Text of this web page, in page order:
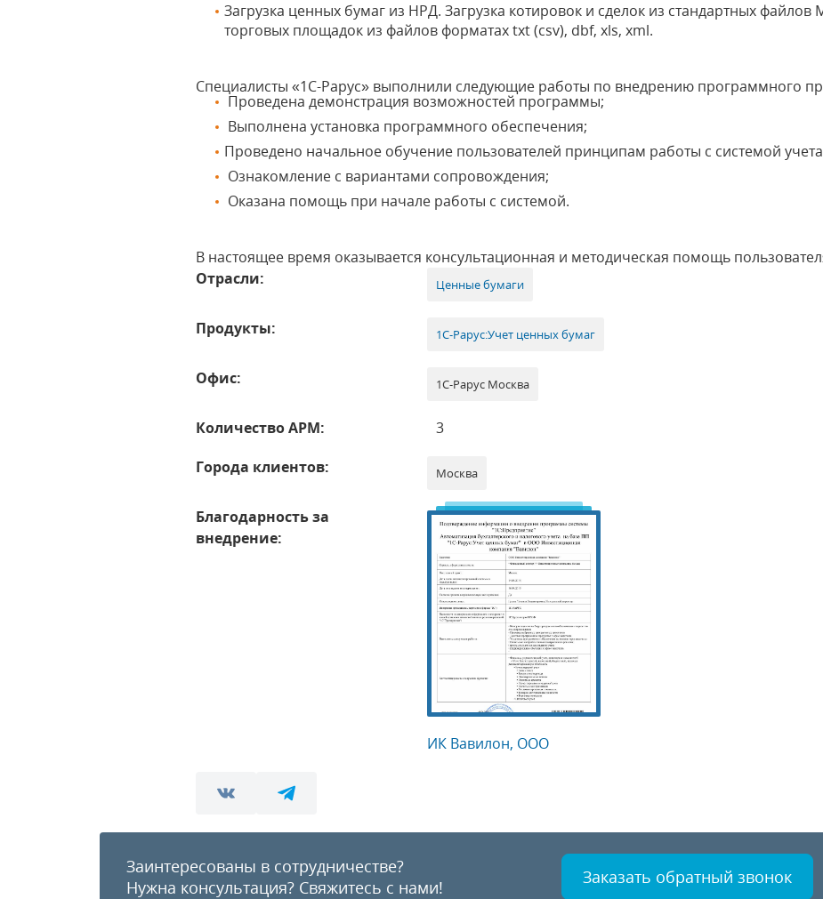
Загрузка ценных бумаг из НРД. Загрузка котировок и сделок из стандартных
торговых площадок из файлов форматах txt (csv), dbf, xls, xml.
Специалисты «1С-Рарус» выполнили следующие работы по внедрению программного
Проведена демонстрация возможностей программы;
Выполнена установка программного обеспечения;
Проведено начальное обучение пользователей принципам работы с системой
Ознакомление с вариантами сопровождения;
Оказана помощь при начале работы с системой.
В настоящее время оказывается консультационная и методическая помощь
Отрасли:
Ценные бумаги
Продукты: 1С-Рарус:Учет ценных бумаг
Офис: 1С-Рарус Москва
Количество АРМ:
3
Города клиентов:
Москва
Благодарность за
внедрение:
ИК Вавилон, ООО
Заинтересованы в сотрудничестве?
Нужна консультация? Свяжитесь с нами! Заказать обратный звонок